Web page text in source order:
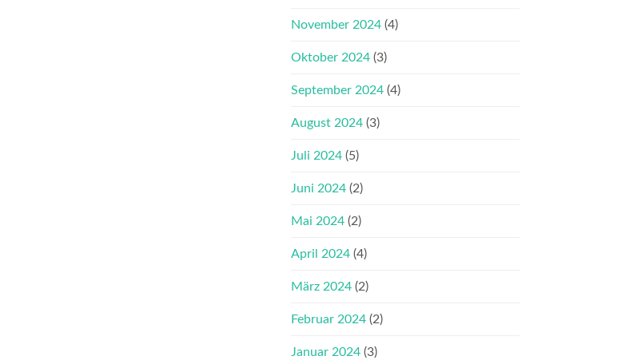
November 2024 (4)
Oktober 2024 (3)
September 2024 (4)
August 2024 (3)
Juli 2024 (5)
Juni 2024 (2)
Mai 2024 (2)
April 2024 (4)
März 2024 (2)
Februar 2024 (2)
Januar 2024 (3)